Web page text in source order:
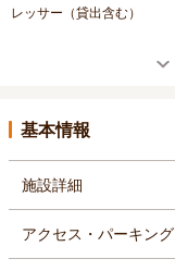
レッサー（貸出含む）
基本情報
施設詳細
アクセス・パーキング